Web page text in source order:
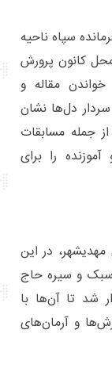
سپاه ناحیه
کانون پرورش
مقاله و
دل‌ها نشان
جمله مسابقات
را برای
در این
و سیره حاج
شد تا آن‌ها با
و آرمان‌های